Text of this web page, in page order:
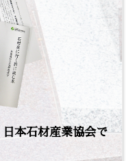
本石材産業協会で